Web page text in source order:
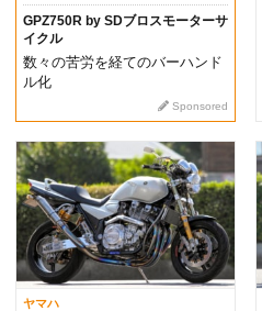
GPZ750R by SDブロスモーターサ
イクル
数々の苦労を経てのバーハンド
ル化
Sponsored
ヤマハ